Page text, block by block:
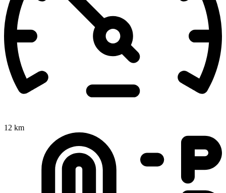
12 km